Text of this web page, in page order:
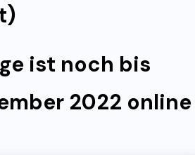
ist noch bis
2022 online